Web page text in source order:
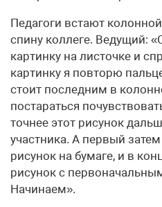
Педагоги встают
спину коллеге. Ведущий:
картинку на листочке и
картинку я повторю
стоит последним в
постараться
точнее этот рисунок
участника. А первый
рисунок на бумаге, и в
рисунок с
Начинаем».